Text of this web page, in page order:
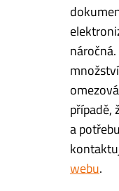
případě,
a
webu.